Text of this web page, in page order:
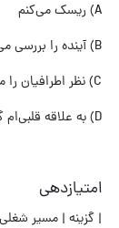
A) ریسک می‌کنم
B) آینده را بررسی
C) نظر اطرافیان
D) به علاقه
امتیازدهی
| گزینه | مسیر شغلی